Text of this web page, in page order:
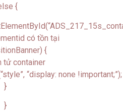
{
có tồn tại
{
tử container
“display: none !important;”);
}
}